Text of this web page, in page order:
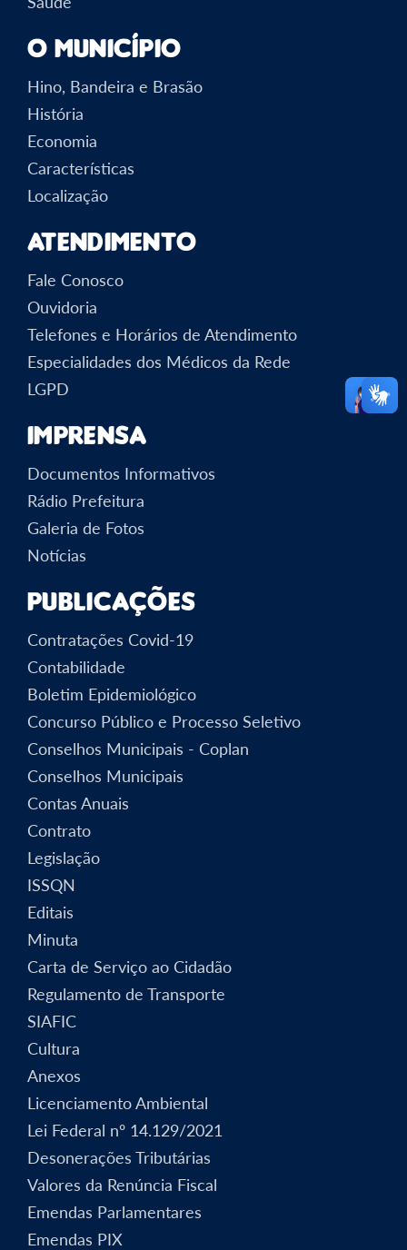
O Município
Hino, Bandeira e Brasão
História
Economia
Características
Localização
Atendimento
Fale Conosco
Ouvidoria
Telefones e Horários de Atendimento
Especialidades dos Médicos da Rede
LGPD
Imprensa
Documentos Informativos
Rádio Prefeitura
Galeria de Fotos
Notícias
Publicações
Contratações Covid-19
Contabilidade
Boletim Epidemiológico
Concurso Público e Processo Seletivo
Conselhos Municipais - Coplan
Conselhos Municipais
Contas Anuais
Contrato
Legislação
ISSQN
Editais
Minuta
Carta de Serviço ao Cidadão
Regulamento de Transporte
SIAFIC
Cultura
Anexos
Licenciamento Ambiental
Lei Federal nº 14.129/2021
Desonerações Tributárias
Valores da Renúncia Fiscal
Emendas Parlamentares
Emendas PIX